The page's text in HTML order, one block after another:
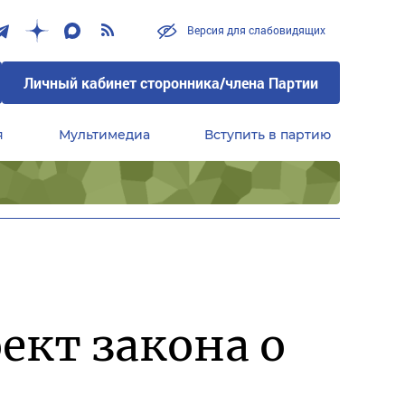
Версия для слабовидящих
Личный кабинет сторонника/члена Партии
Мультимедиа Вступить в партию
закона о